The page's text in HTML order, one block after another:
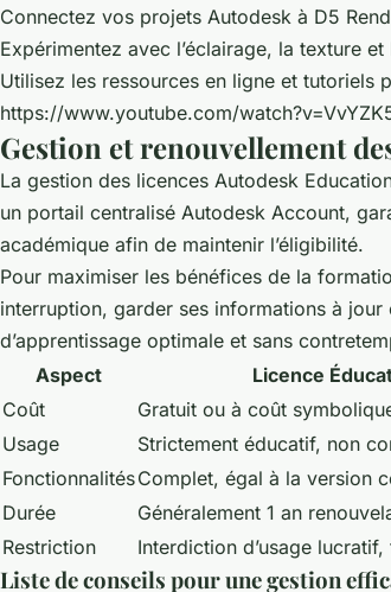
Connectez vos projets Autodesk à D5
Expérimentez avec l’éclairage, la texture
Utilisez les ressources en ligne et tutoriels
https://www.youtube.com/
Gestion et renouvellement
La gestion des licences Autodesk
un portail centralisé Autodesk Account,
académique afin de maintenir l’éligibilité.
Pour maximiser les bénéfices de la
interruption, garder ses informations à
d’apprentissage optimale et sans
Aspect
Licence
Coût
Gratuit ou à coût
Usage
Strictement éducatif, non
FonctionnalitésComplet, égal à la version
Durée
Généralement 1 an
Restriction
Interdiction d’usage
Liste de conseils pour une gestion